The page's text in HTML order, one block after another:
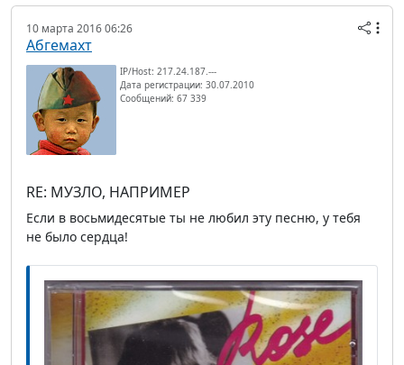
10 марта 2016 06:26
Абгемахт
IP/Host: 217.24.187.---
Дата регистрации: 30.07.2010
Сообщений: 67 339
RE: МУЗЛО, НАПРИМЕР
Если в восьмидесятые ты не любил эту песню, у тебя
не было сердца!